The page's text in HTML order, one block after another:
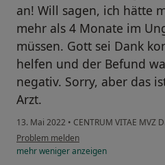
an! Will sagen, ich hätte
mehr als 4 Monate im
müssen. Gott sei Dank
helfen und der Befund
negativ. Sorry, aber das
Arzt.
13. Mai 2022 • CENTRUM VITAE MVZ
Problem melden
mehrwenigeranzeigen